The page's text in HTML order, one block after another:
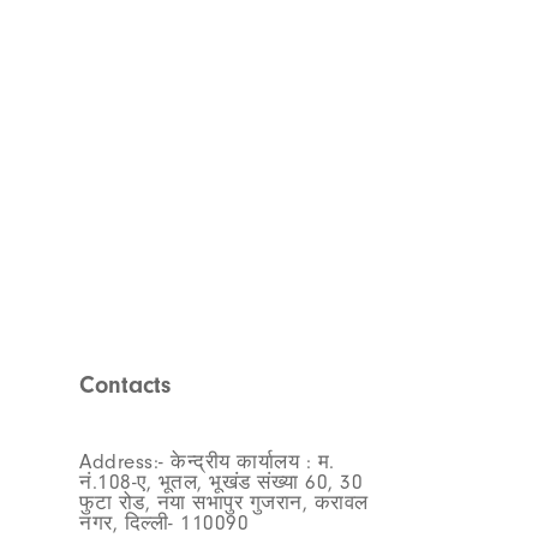
Contacts
Address:- केन्द्रीय कार्यालय : म.
नं.108-ए, भूतल, भूखंड संख्या 60, 30
फुटा रोड, नया सभापुर गुजरान, करावल
नगर, दिल्ली- 110090